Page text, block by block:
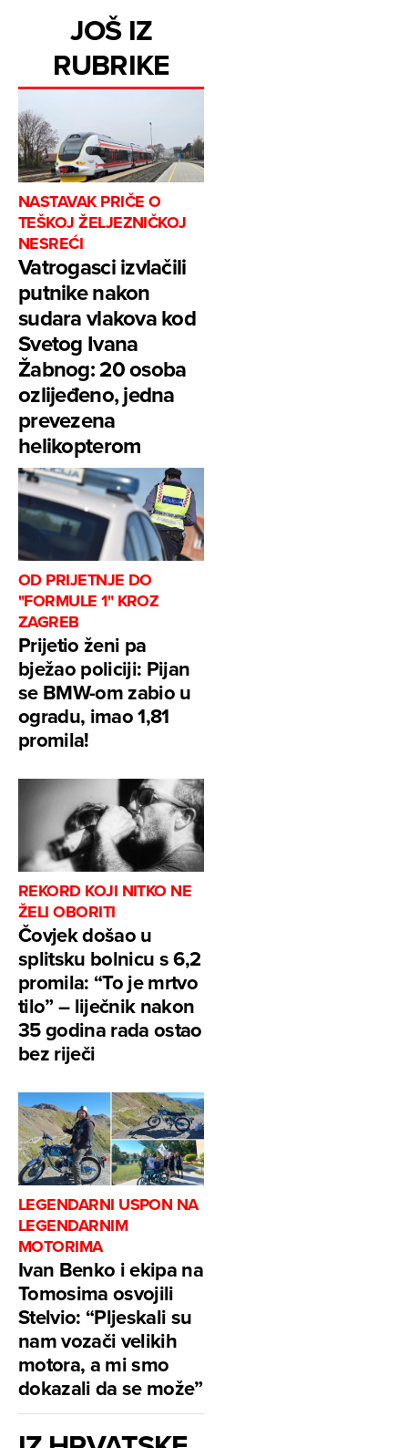
JOŠ IZ
RUBRIKE
NASTAVAK PRIČE O
TEŠKOJ ŽELJEZNIČKOJ
NESREĆI
Vatrogasci izvlačili
putnike nakon
sudara vlakova kod
Svetog Ivana
Žabnog: 20 osoba
ozlijeđeno, jedna
prevezena
helikopterom
OD PRIJETNJE DO
"FORMULE 1" KROZ
ZAGREB
Prijetio ženi pa
bježao policiji: Pijan
se BMW-om zabio u
ogradu, imao 1,81
promila!
REKORD KOJI NITKO NE
ŽELI OBORITI
Čovjek došao u
splitsku bolnicu s 6,2
promila: “To je mrtvo
tilo” – liječnik nakon
35 godina rada ostao
bez riječi
LEGENDARNI USPON NA
LEGENDARNIM
MOTORIMA
Ivan Benko i ekipa na
Tomosima osvojili
Stelvio: “Pljeskali su
nam vozači velikih
motora, a mi smo
dokazali da se može”